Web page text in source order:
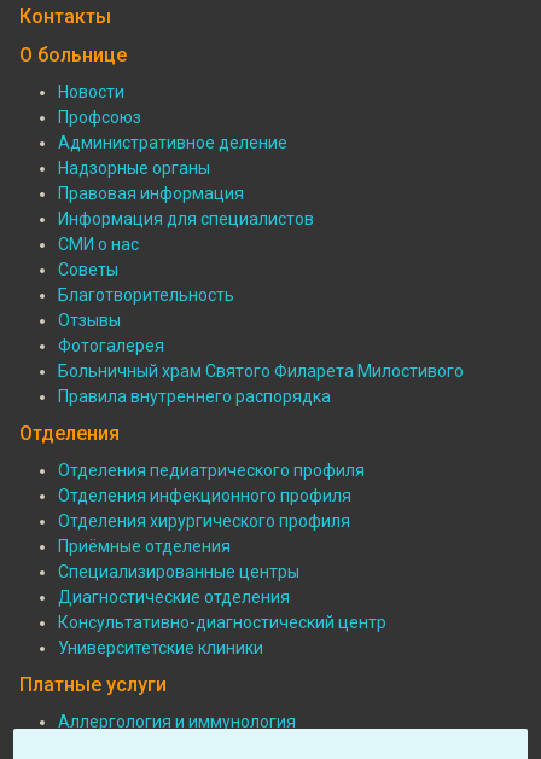
Контакты
О больнице
Подвал:
больнице
Новости
Профсоюз
Административное деление
Надзорные органы
Правовая информация
Информация для специалистов
СМИ о нас
Советы
Благотворительность
Отзывы
Фотогалерея
Больничный храм Святого Филарета Милостивого
Правила внутреннего распорядка
Отделения
Подвал:
Отделения
Отделения педиатрического профиля
Отделения инфекционного профиля
Отделения хирургического профиля
Приёмные отделения
Специализированные центры
Диагностические отделения
Консультативно-диагностический центр
Университетские клиники
Платные услуги
Аллергология и иммунология